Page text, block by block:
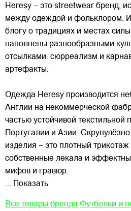
Heresy – это streetwear бренд,
между одеждой и фольклором.
блогу о традициях и местах
наполнены разнообразными
отсылками: сюрреализм и
артефакты.
Одежда Heresy производится
Англии на некоммерческой
частью устойчивой
Португалии и Азии.
изделия – это плотный
собственные лекала и
мифов и гравюр.
... Показать
Все товары бренда Футболки и